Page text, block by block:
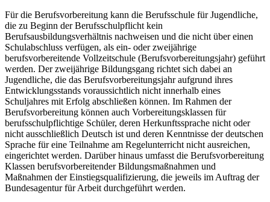
Für die Berufsvorbereitung kann die Berufsschule für Jugendliche,
die zu Beginn der Berufsschulpflicht kein
Berufsausbildungsverhältnis nachweisen und die nicht über einen
Schulabschluss verfügen, als ein- oder zweijährige
berufsvorbereitende Vollzeitschule (Berufsvorbereitungsjahr) geführt
werden. Der zweijährige Bildungsgang richtet sich dabei an
Jugendliche, die das Berufsvorbereitungsjahr aufgrund ihres
Entwicklungsstands voraussichtlich nicht innerhalb eines
Schuljahres mit Erfolg abschließen können. Im Rahmen der
Berufsvorbereitung können auch Vorbereitungsklassen für
berufsschulpflichtige Schüler, deren Herkunftssprache nicht oder
nicht ausschließlich Deutsch ist und deren Kenntnisse der deutschen
Sprache für eine Teilnahme am Regelunterricht nicht ausreichen,
eingerichtet werden. Darüber hinaus umfasst die Berufsvorbereitung
Klassen berufsvorbereitender Bildungsmaßnahmen und
Maßnahmen der Einstiegsqualifizierung, die jeweils im Auftrag der
Bundesagentur für Arbeit durchgeführt werden.